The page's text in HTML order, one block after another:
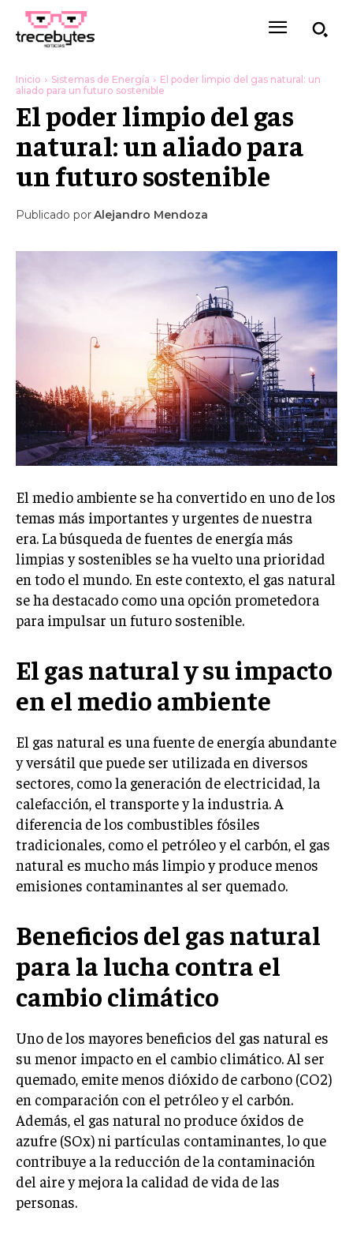
Inicio Sistemas de Energía
El poder limpio del gas natural: un
aliado para un futuro sostenible
El poder limpio del gas
natural: un aliado para
un futuro sostenible
Publicado porAlejandro Mendoza
El medio ambiente se ha convertido en uno de los
temas más importantes y urgentes de nuestra
era. La búsqueda de fuentes de energía más
limpias y sostenibles se ha vuelto una prioridad
en todo el mundo. En este contexto, el gas natural
se ha destacado como una opción prometedora
para impulsar un futuro sostenible.
El gas natural y su impacto
en el medio ambiente
El gas natural es una fuente de energía abundante
y versátil que puede ser utilizada en diversos
sectores, como la generación de electricidad, la
calefacción, el transporte y la industria. A
diferencia de los combustibles fósiles
tradicionales, como el petróleo y el carbón, el gas
natural es mucho más limpio y produce menos
emisiones contaminantes al ser quemado.
Beneficios del gas natural
para la lucha contra el
cambio climático
Uno de los mayores beneficios del gas natural es
su menor impacto en el cambio climático. Al ser
quemado, emite menos dióxido de carbono (CO2)
en comparación con el petróleo y el carbón.
Además, el gas natural no produce óxidos de
azufre (SOx) ni partículas contaminantes, lo que
contribuye a la reducción de la contaminación
del aire y mejora la calidad de vida de las
personas.